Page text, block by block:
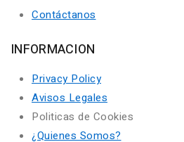
Contáctanos
INFORMACION
Privacy Policy
Avisos Legales
Politicas de Cookies
¿Quienes Somos?